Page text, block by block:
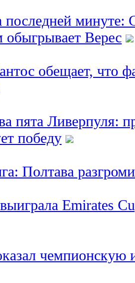
последней минуте:
обыгрывает Верес
обещает, что
пята Ливерпуля:
победу
Полтава
Emirates
чемпионскую